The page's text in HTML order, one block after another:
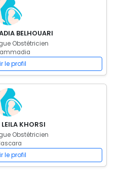
BELHOUARI
Obstétricien
le profil
KHORSI
Obstétricien
le profil